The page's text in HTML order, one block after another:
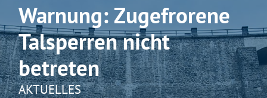
Warnung: Zugefrorene
Talsperren nicht
betreten
AKTUELLES